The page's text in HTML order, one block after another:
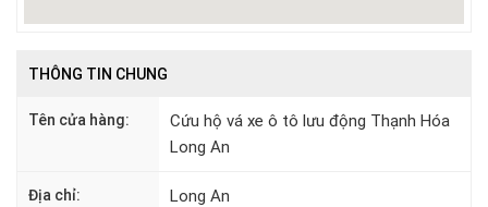
THÔNG TIN CHUNG
Tên cửa hàng:
Cứu hộ vá xe ô tô lưu động Thạnh Hóa
Long An
Địa chỉ: Long An